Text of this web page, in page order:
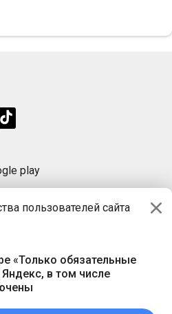
пользователей сайта
«Только обязательные
в том числе
play
«ПРАЦА БАЙ»
г. Минск, пр-т Независимости